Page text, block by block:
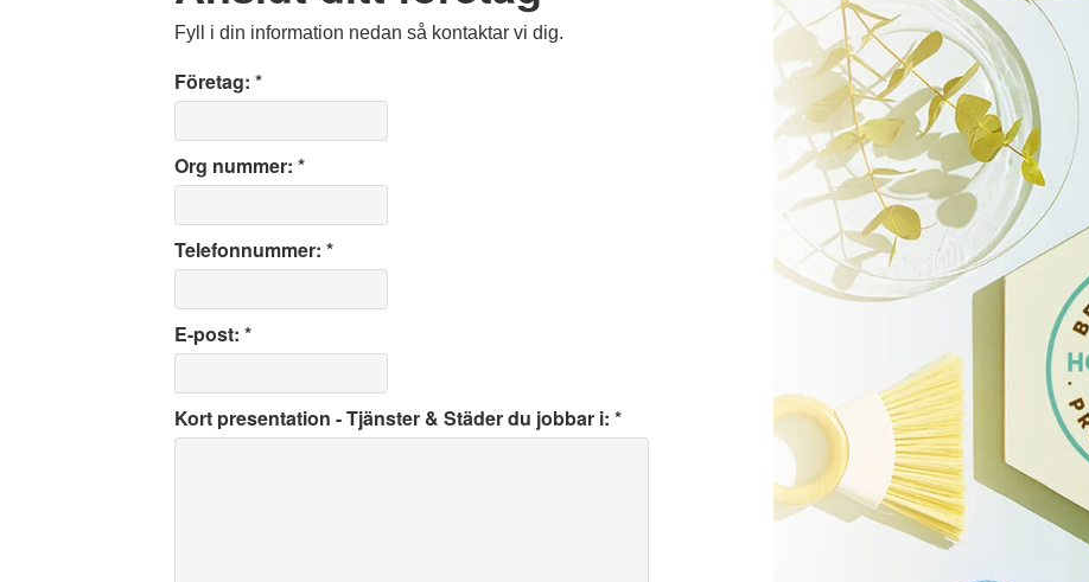
Fyll i din information nedan så kontaktar vi dig.
Företag: *
Org nummer: *
Telefonnummer: *
E-post: *
Kort presentation - Tjänster & Städer du jobbar i: *